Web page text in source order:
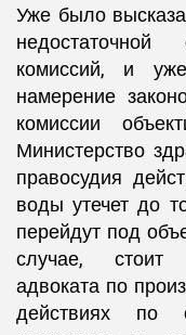
Уже было
недостаточной
комиссий, и
намерение
комиссии
Министерство
правосудия
воды утечет до
перейдут под
случае, стоит
адвоката по
действиях по